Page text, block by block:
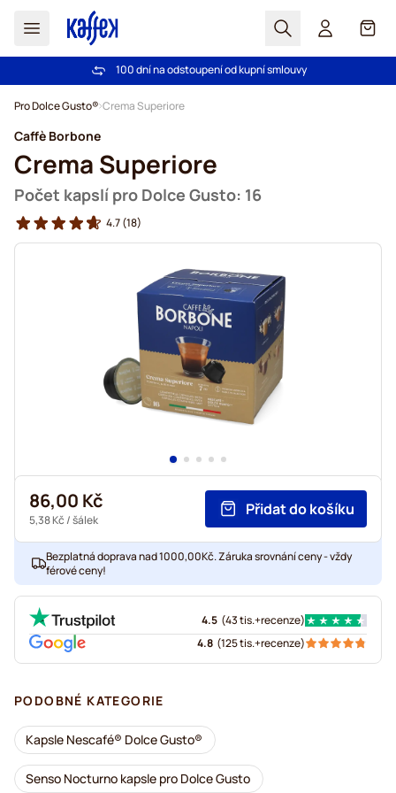
Hledat Košík
Bezplatná doprava nad 1000,00Kč
100 dní na odstoupení od kupní smlouvy
Pro Dolce Gusto® Crema Superiore
Caffè Borbone
Crema Superiore
Počet kapslí pro Dolce Gusto: 16
4.7(18)
86,00 Kč
5,38 Kč / šálek
Přidat do košíku
Bezplatná doprava nad 1000,00Kč. Záruka srovnání ceny - vždy
férové ceny!
4.5 (43 tis.+recenze)
4.8 (125 tis.+recenze)
PODOBNÉ KATEGORIE
Kapsle Nescafé® Dolce Gusto®
Senso Nocturno kapsle pro Dolce Gusto